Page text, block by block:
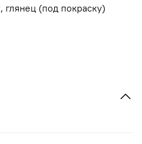
(под покраску)